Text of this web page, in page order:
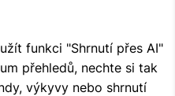
funkci "Shrnutí přes AI"
přehledů, nechte si tak
výkyvy nebo shrnutí